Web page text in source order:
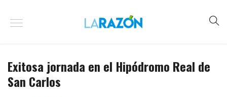
Exitosa jornada en el Hipódromo Real de
San Carlos